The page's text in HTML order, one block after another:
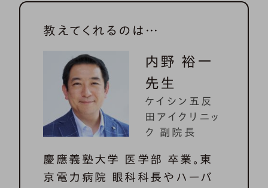
教えてくれるのは…
内野 裕一
先生
ケイシン五反
田アイクリニッ
ク 副院長
慶應義塾大学 医学部 卒業。東
京電力病院 眼科科長やハーバ